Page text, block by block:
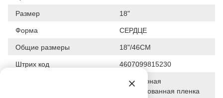
Размер 18"
Форма СЕРДЦЕ
Общие размеры 18"/46СМ
Штрих код 4607099815230
Полимерная
фольгированная пленка